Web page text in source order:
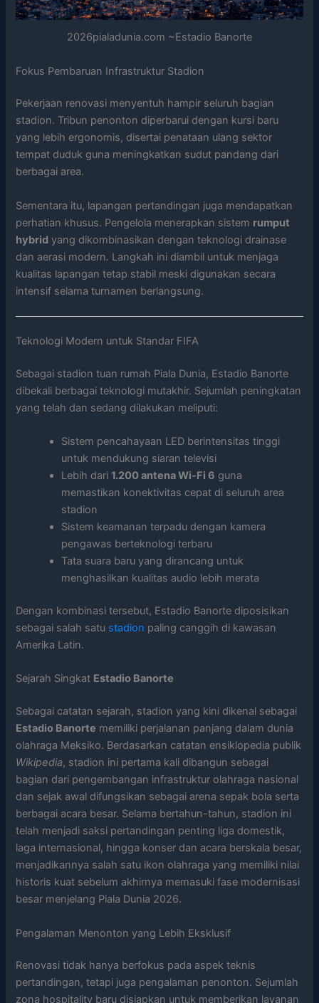
2026pialadunia.com ~Estadio Banorte
Fokus Pembaruan Infrastruktur Stadion
Pekerjaan renovasi menyentuh hampir seluruh bagian
stadion. Tribun penonton diperbarui dengan kursi baru
yang lebih ergonomis, disertai penataan ulang sektor
tempat duduk guna meningkatkan sudut pandang dari
berbagai area.
Sementara itu, lapangan pertandingan juga mendapatkan
perhatian khusus. Pengelola menerapkan sistem rumput
hybrid yang dikombinasikan dengan teknologi drainase
dan aerasi modern. Langkah ini diambil untuk menjaga
kualitas lapangan tetap stabil meski digunakan secara
intensif selama turnamen berlangsung.
Teknologi Modern untuk Standar FIFA
Sebagai stadion tuan rumah Piala Dunia, Estadio Banorte
dibekali berbagai teknologi mutakhir. Sejumlah peningkatan
yang telah dan sedang dilakukan meliputi:
Sistem pencahayaan LED berintensitas tinggi
untuk mendukung siaran televisi
Lebih dari1.200 antena Wi-Fi 6 guna
memastikan konektivitas cepat di seluruh area
stadion
Sistem keamanan terpadu dengan kamera
pengawas berteknologi terbaru
Tata suara baru yang dirancang untuk
menghasilkan kualitas audio lebih merata
Dengan kombinasi tersebut, Estadio Banorte diposisikan
sebagai salah satu stadion paling canggih di kawasan
Amerika Latin.
Sejarah Singkat Estadio Banorte
Sebagai catatan sejarah, stadion yang kini dikenal sebagai
Estadio Banorte memiliki perjalanan panjang dalam dunia
olahraga Meksiko. Berdasarkan catatan ensiklopedia publik
Wikipedia, stadion ini pertama kali dibangun sebagai
bagian dari pengembangan infrastruktur olahraga nasional
dan sejak awal difungsikan sebagai arena sepak bola serta
berbagai acara besar. Selama bertahun-tahun, stadion ini
telah menjadi saksi pertandingan penting liga domestik,
laga internasional, hingga konser dan acara berskala besar,
menjadikannya salah satu ikon olahraga yang memiliki nilai
historis kuat sebelum akhirnya memasuki fase modernisasi
besar menjelang Piala Dunia 2026.
Pengalaman Menonton yang Lebih Eksklusif
Renovasi tidak hanya berfokus pada aspek teknis
pertandingan, tetapi juga pengalaman penonton. Sejumlah
zona hospitality baru disiapkan untuk memberikan layanan